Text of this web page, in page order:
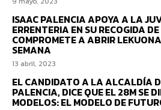
ISAAC PALENCIA APOYA A LA
ERRENTERIA EN SU RECOGIDA
COMPROMETE A ABRIR
SEMANA
13 abril, 2023
EL CANDIDATO A LA ALCALDÍA
PALENCIA, DICE QUE EL 28M SE
MODELOS: EL MODELO DE